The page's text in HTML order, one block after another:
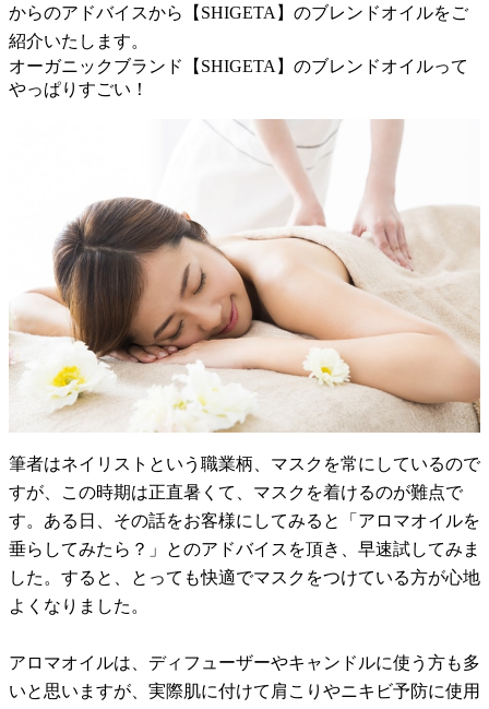
からのアドバイスから【SHIGETA】のブレンドオイルをご
紹介いたします。
オーガニックブランド【SHIGETA】のブレンドオイルって
やっぱりすごい！
筆者はネイリストという職業柄、マスクを常にしているので
すが、この時期は正直暑くて、マスクを着けるのが難点で
す。ある日、その話をお客様にしてみると「アロマオイルを
垂らしてみたら？」とのアドバイスを頂き、早速試してみま
した。すると、とっても快適でマスクをつけている方が心地
よくなりました。
アロマオイルは、ディフューザーやキャンドルに使う方も多
いと思いますが、実際肌に付けて肩こりやニキビ予防に使用